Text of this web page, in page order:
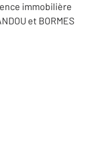
immobilière
et BORMES